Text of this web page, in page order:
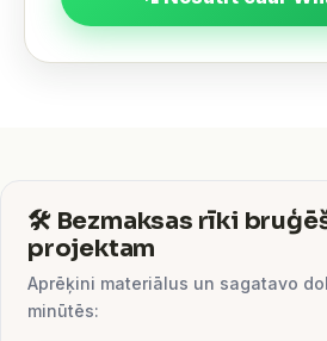
🛠️ Bezmaksas rīki
projektam
Aprēķini materiālus un sagatavo
minūtēs: